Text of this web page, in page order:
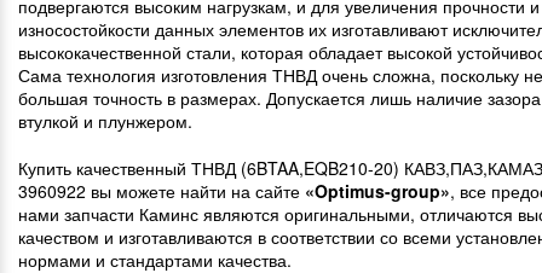
подвергаются высоким нагрузкам, и для увеличения прочности и
износостойкости данных элементов их изготавливают
высококачественной стали, которая обладает высокой
Сама технология изготовления ТНВД очень сложна, поскольку
большая точность в размерах. Допускается лишь наличие
втулкой и плунжером.
Купить качественный ТНВД (6BTAA,EQB210-20)
3960922 вы можете найти на сайте «Optimus-group», все
нами запчасти Каминс являются оригинальными, отличаются
качеством и изготавливаются в соответствии со всеми
нормами и стандартами качества.